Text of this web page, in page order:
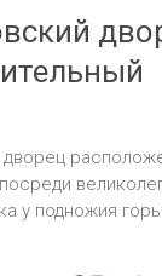
у подножия горы